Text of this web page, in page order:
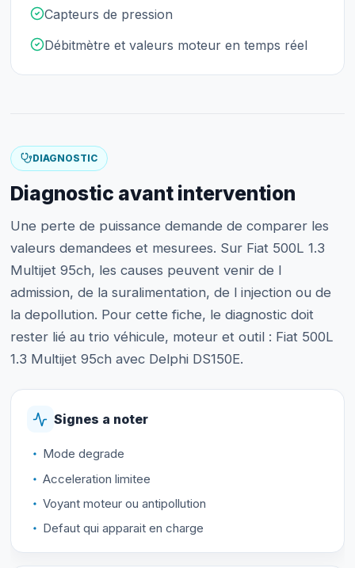
Capteurs de pression
Débitmètre et valeurs moteur en temps réel
DIAGNOSTIC
Diagnostic avant intervention
Une perte de puissance demande de comparer les
valeurs demandees et mesurees. Sur Fiat 500L 1.3
Multijet 95ch, les causes peuvent venir de l
admission, de la suralimentation, de l injection ou de
la depollution. Pour cette fiche, le diagnostic doit
rester lié au trio véhicule, moteur et outil : Fiat 500L
1.3 Multijet 95ch avec Delphi DS150E.
Signes a noter
Mode degrade
Acceleration limitee
Voyant moteur ou antipollution
Defaut qui apparait en charge